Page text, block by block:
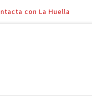
con La Huella